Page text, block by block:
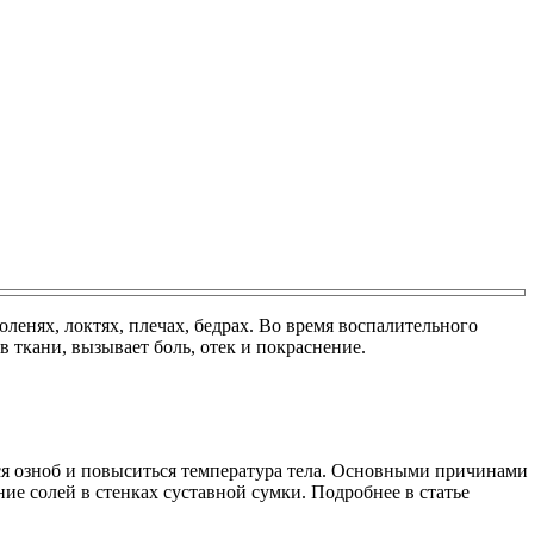
локтях, плечах, бедрах. Во время воспалительного
вызывает боль, отек и покраснение.
озноб и повыситься температура тела. Основными причинами
солей в стенках суставной сумки. Подробнее в статье